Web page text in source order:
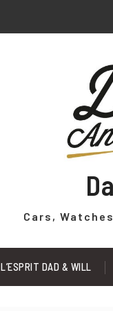
Cars,
L’ESPRIT DAD & WILL